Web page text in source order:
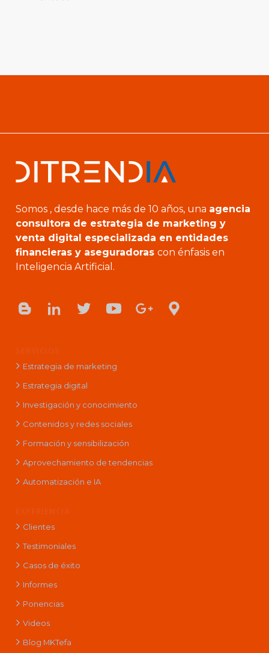
Somos , desde hace más de 10 años, una agencia
consultora de estrategia de marketing y
venta digital especializada en entidades
financieras y aseguradoras con énfasis en
Inteligencia Artificial.
SERVICIOS
Estrategia de marketing
Estrategia digital
Investigación y conocimiento
Contenidos y redes sociales
Formación y sensibilización
Aprovechamiento de tendencias
Automatización e IA
EXPERIENCIA
Clientes
Testimoniales
Casos de éxito
Informes
Ponencias
Videos
Blog MKTefa